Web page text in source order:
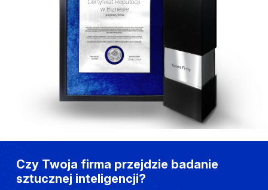
Czy Twoja firma przejdzie badanie
sztucznej inteligencji?